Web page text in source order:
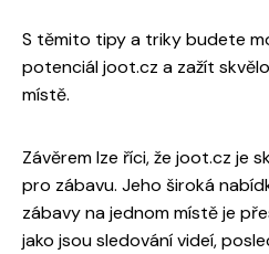
S těmito tipy a triky budete
potenciál joot.cz a zažít
místě.
Závěrem lze říci, že joot.cz je
pro zábavu. Jeho široká
zábavy na jednom místě je
jako jsou sledování videí,